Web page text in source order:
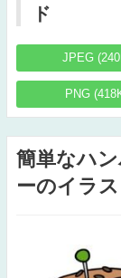
ド
JPEG
PNG
簡単なハ
ーのイラス